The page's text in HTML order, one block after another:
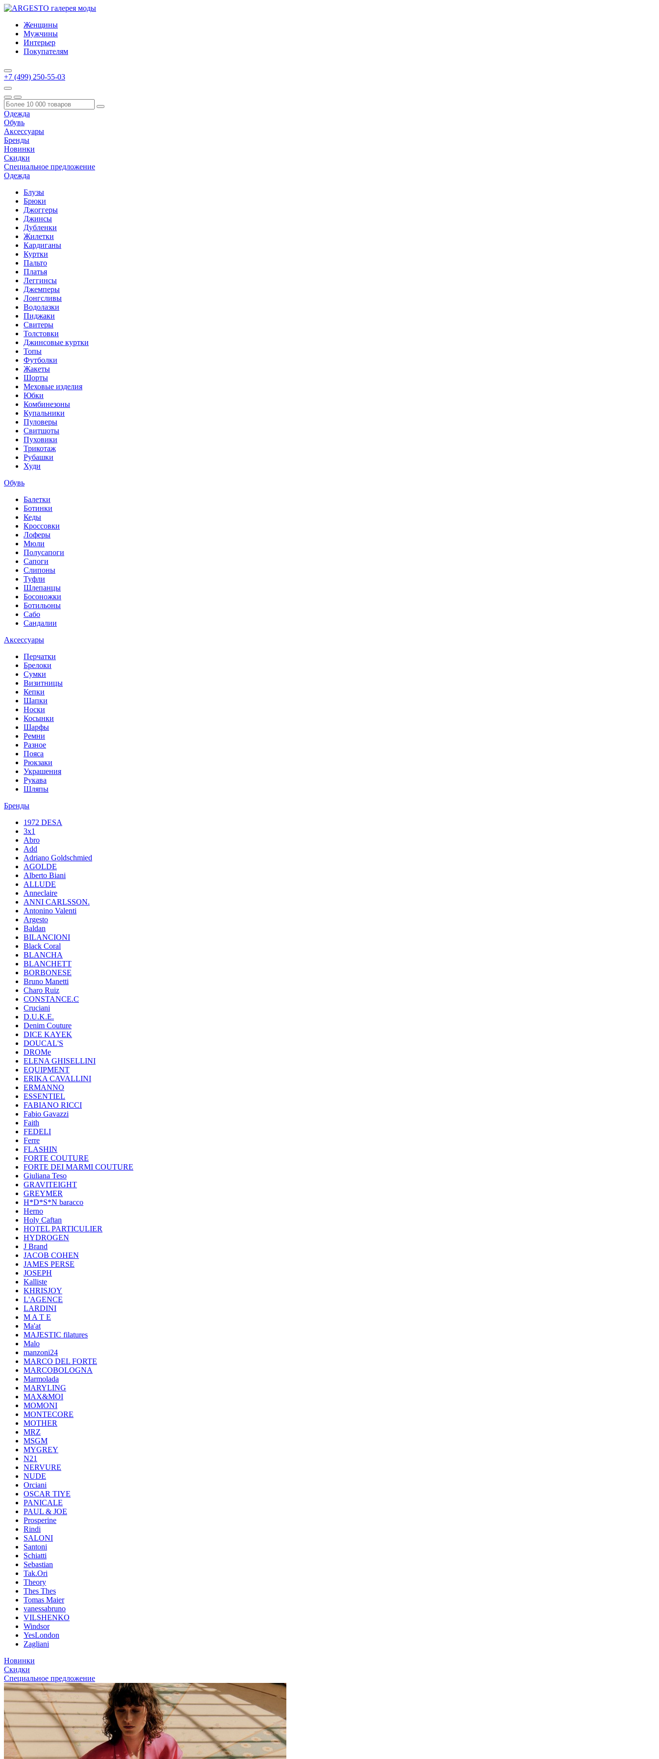
Женщины
Мужчины
Интерьер
Покупателям
+7 (499) 250-55-03
Одежда
Обувь
Аксессуары
Бренды
Новинки
Скидки
Специальное предложение
Одежда
Блузы
Брюки
Джоггеры
Джинсы
Дубленки
Жилетки
Кардиганы
Куртки
Пальто
Платья
Леггинсы
Джемперы
Лонгсливы
Водолазки
Пиджаки
Свитеры
Толстовки
Джинсовые куртки
Топы
Футболки
Жакеты
Шорты
Меховые изделия
Юбки
Комбинезоны
Купальники
Пуловеры
Свитшоты
Пуховики
Трикотаж
Рубашки
Худи
Обувь
Балетки
Ботинки
Кеды
Кроссовки
Лоферы
Мюли
Полусапоги
Сапоги
Слипоны
Туфли
Шлепанцы
Босоножки
Ботильоны
Сабо
Сандалии
Аксессуары
Перчатки
Брелоки
Сумки
Визитницы
Кепки
Шапки
Носки
Косынки
Шарфы
Ремни
Разное
Пояса
Рюкзаки
Украшения
Рукава
Шляпы
Бренды
1972 DESA
3x1
Abro
Add
Adriano Goldschmied
AGOLDE
Alberto Biani
ALLUDE
Anneclaire
ANNI CARLSSON.
Antonino Valenti
Argesto
Baldan
BILANCIONI
Black Coral
BLANCHA
BLANCHETT
BORBONESE
Bruno Manetti
Charo Ruiz
CONSTANCE.C
Cruciani
D.U.K.E.
Denim Couture
DICE KAYEK
DOUCAL'S
DROMe
ELENA GHISELLINI
EQUIPMENT
ERIKA CAVALLINI
ERMANNO
ESSENTIEL
FABIANO RICCI
Fabio Gavazzi
Faith
FEDELI
Ferre
FLASHIN
FORTE COUTURE
FORTE DEI MARMI COUTURE
Giuliana Teso
GRAVITEIGHT
GREYMER
H*D*S*N baracco
Herno
Holy Caftan
HOTEL PARTICULIER
HYDROGEN
J Brand
JACOB COHEN
JAMES PERSE
JOSEPH
Kalliste
KHRISJOY
L'AGENCE
LARDINI
M A T E
Ma'at
MAJESTIC filatures
Malo
manzoni24
MARCO DEL FORTE
MARCOBOLOGNA
Marmolada
MARYLING
MAX&MOI
MOMONI
MONTECORE
MOTHER
MRZ
MSGM
MYGREY
N21
NERVURE
NUDE
Orciani
OSCAR TIYE
PANICALE
PAUL & JOE
Prosperine
Rindi
SALONI
Santoni
Schiatti
Sebastian
Tak.Ori
Theory
Thes Thes
Tomas Maier
vanessabruno
VILSHENKO
Windsor
YesLondon
Zagliani
Новинки
Скидки
Специальное предложение